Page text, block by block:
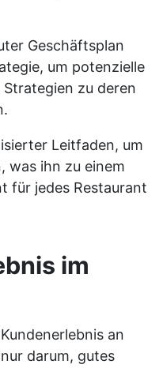
Geschäftsplan
um potenzielle
zu deren
Leitfaden, um
was ihn zu einem
für jedes Restaurant
im
an
darum, gutes